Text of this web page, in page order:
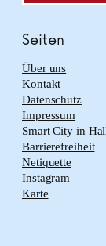
Seiten
Über uns
Kontakt
Datenschutz
Impressum
Smart City in
Barrierefreiheit
Netiquette
Instagram
Karte